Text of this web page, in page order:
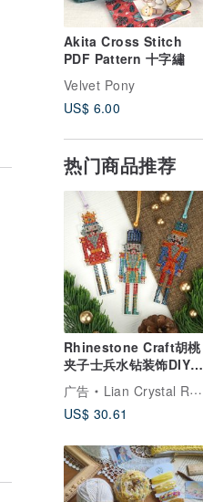
Akita Cross Stitch
PDF Pattern 十字繡
Velvet Pony
US$ 6.00
热门商品推荐
Rhinestone Craft胡桃
夹子士兵水钻装饰DIY材
料包及完成品系列
广告
Lian Crystal Rhinestone
US$ 30.61